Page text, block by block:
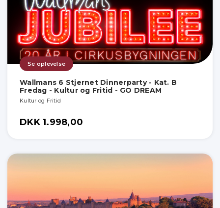
Se oplevelse
Wallmans 6 Stjernet Dinnerparty - Kat. B
Fredag - Kultur og Fritid - GO DREAM
Kultur og Fritid
DKK 1.998,00